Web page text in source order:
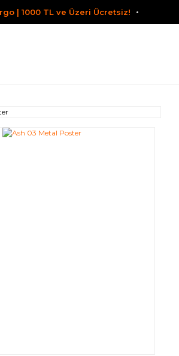
| 1000 TL ve Üzeri Ücretsiz!